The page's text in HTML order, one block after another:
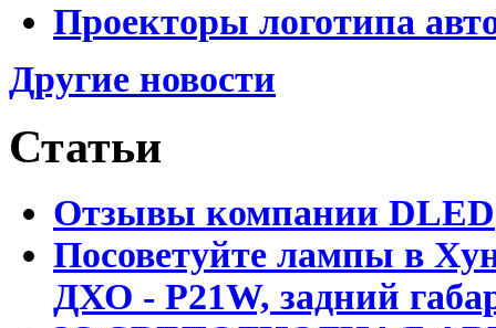
Проекторы логотипа
Другие новости
Статьи
Отзывы компании DLED
Посоветуйте лампы в
ДХО - P21W, задний